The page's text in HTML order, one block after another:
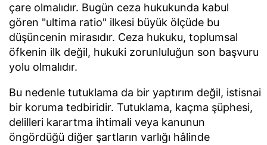
çare olmalıdır. Bugün ceza hukukunda kabul
gören "ultima ratio" ilkesi büyük ölçüde bu
düşüncenin mirasıdır. Ceza hukuku, toplumsal
öfkenin ilk değil, hukuki zorunluluğun son başvuru
yolu olmalıdır.
Bu nedenle tutuklama da bir yaptırım değil, istisnai
bir koruma tedbiridir. Tutuklama, kaçma şüphesi,
delilleri karartma ihtimali veya kanunun
öngördüğü diğer şartların varlığı hâlinde